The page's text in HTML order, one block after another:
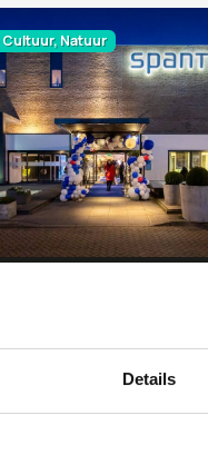
Details
Cultuur, Natuur